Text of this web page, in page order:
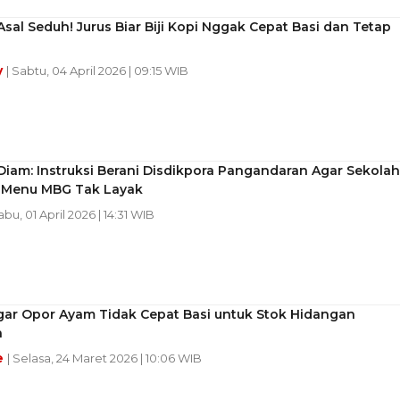
Seduh! Jurus Biar Biji Kopi Nggak Cepat Basi dan Tetap
| Sabtu, 04 April 2026 | 09:15 WIB
Instruksi Berani Disdikpora Pangandaran Agar Sekolah
MBG Tak Layak
01 April 2026 | 14:31 WIB
Opor Ayam Tidak Cepat Basi untuk Stok Hidangan
| Selasa, 24 Maret 2026 | 10:06 WIB